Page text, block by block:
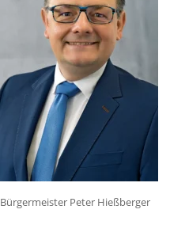
Bürgermeister Peter Hießberger